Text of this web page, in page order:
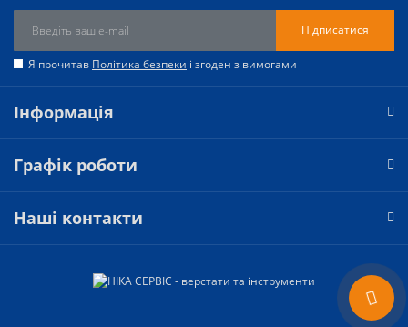
Підписатися
Я прочитав Політика безпеки і згоден з вимогами
Інформація
Графік роботи
Наші контакти